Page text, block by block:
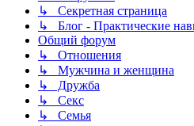
↳ Секретная страница
↳ Блог - Практические
Общий форум
↳ Отношения
↳ Мужчина и женщина
↳ Дружба
↳ Секс
↳ Семья